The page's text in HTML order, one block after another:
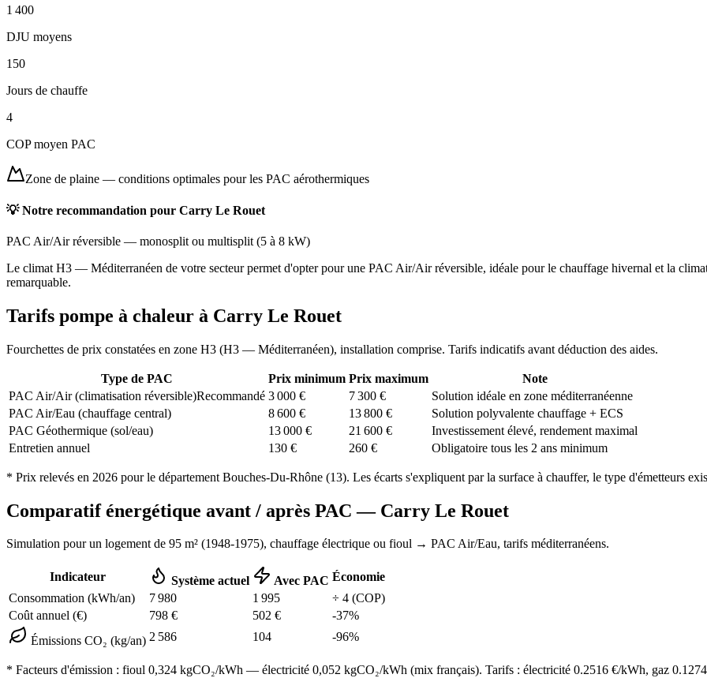
1 400
DJU moyens
150
Jours de chauffe
4
COP moyen PAC
Zone de plaine — conditions optimales pour les PAC aérothermiques
💡 Notre recommandation pour Carry Le Rouet
PAC Air/Air réversible — monosplit ou multisplit (5 à 8 kW)
Le climat H3 — Méditerranéen de votre secteur permet d'opter pour une PAC Air/Air réversible, idéale pour le chauffage hivernal et la
remarquable.
Tarifs pompe à chaleur à Carry Le Rouet
Fourchettes de prix constatées en zone H3 (H3 — Méditerranéen), installation comprise. Tarifs indicatifs avant déduction des aides.
Type de PAC Prix minimum Prix maximum
Note
PAC Air/Air (climatisation réversible)Recommandé 3 000 € 7 300 €
Solution idéale en zone méditerranéenne
PAC Air/Eau (chauffage central)
8 600 € 13 800 €
Solution polyvalente chauffage + ECS
PAC Géothermique (sol/eau)
13 000 € 21 600 €
Investissement élevé, rendement maximal
Entretien annuel
130 € 260 € Obligatoire tous les 2 ans minimum
* Prix relevés en 2026 pour le département Bouches-Du-Rhône (13). Les écarts s'expliquent par la surface à chauffer, le type d'émetteurs
Comparatif énergétique avant / après PAC — Carry Le Rouet
Simulation pour un logement de 95 m² (1948-1975), chauffage électrique ou fioul → PAC Air/Eau, tarifs méditerranéens.
Indicateur Système actuel Avec PAC Économie
Consommation (kWh/an)
7 980 1 995 ÷ 4 (COP)
Coût annuel (€)
798 € 502 € -37%
Émissions CO₂ (kg/an) 2 586 104 -96%
* Facteurs d'émission : fioul 0,324 kgCO₂/kWh — électricité 0,052 kgCO₂/kWh (mix français). Tarifs : électricité 0.2516 €/kWh, gaz 0.1274